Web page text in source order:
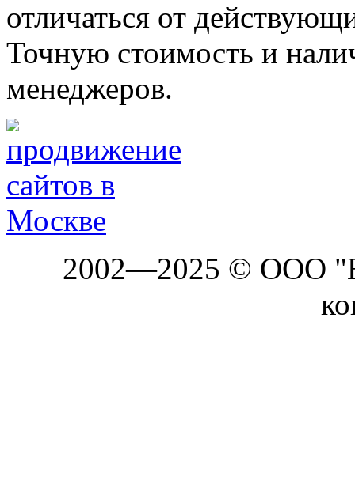
отличаться от
Точную стоимость и
менеджеров.
2002—2025 © ООО